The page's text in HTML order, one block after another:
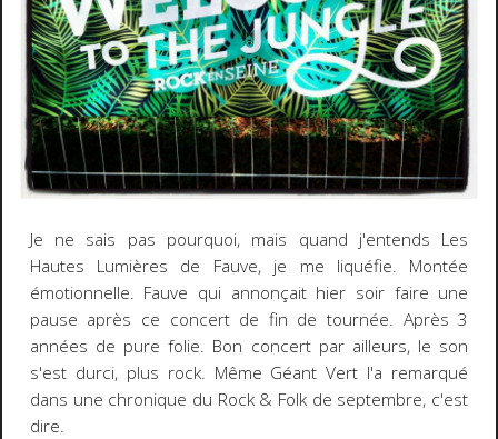
Je ne sais pas pourquoi, mais quand j'entends Les
Hautes Lumières de Fauve, je me liquéfie. Montée
émotionnelle. Fauve qui annonçait hier soir faire une
pause après ce concert de fin de tournée. Après 3
années de pure folie. Bon concert par ailleurs, le son
s'est durci, plus rock. Même Géant Vert l'a remarqué
dans une chronique du Rock & Folk de septembre, c'est
dire.